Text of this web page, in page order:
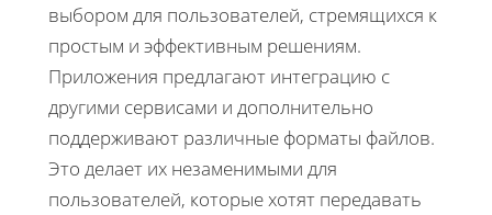
выбором для пользователей, стремящихся к
простым и эффективным решениям.
Приложения предлагают интеграцию с
другими сервисами и дополнительно
поддерживают различные форматы файлов.
Это делает их незаменимыми для
пользователей, которые хотят передавать